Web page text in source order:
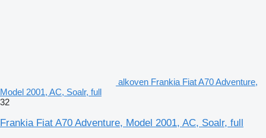
alkoven Frankia Fiat A70 Adventure,
Model 2001, AC, Soalr, full
32
Frankia Fiat A70 Adventure, Model 2001, AC, Soalr, full